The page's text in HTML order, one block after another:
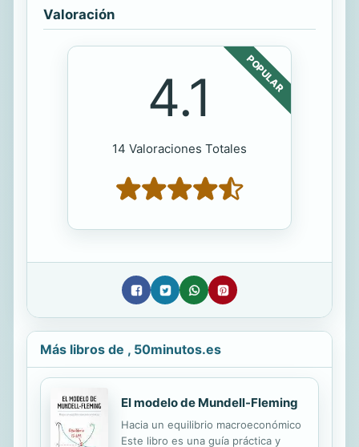
Valoración
POPULAR
4.1
14 Valoraciones Totales
Más libros de , 50minutos.es
El modelo de Mundell-Fleming
Hacia un equilibrio macroeconómico
Este libro es una guía práctica y